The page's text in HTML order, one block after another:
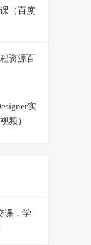
（百度
资源百
实
频）
课，学